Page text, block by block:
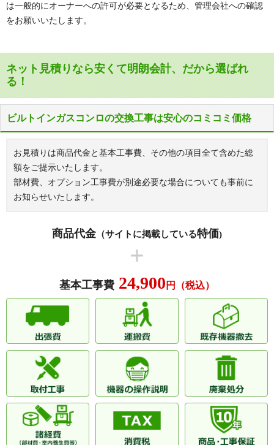
マ行
松原、松原南、御厨、御厨栄町、御厨中、御厨西ノ町、
御厨東、御厨南、三島、水走、南上小阪、南鴻池町、南
枕西、横枕南、吉田、吉田下島、吉田本町、吉原、吉松
ワ行
若江北町、若江西新町、若江東町、若江本町、若江南
町、若草町
ハイム鴻池 ベリスタ鴻池新田
メゾンドールアクエスト東大阪 メゾンドール瓢箪山
ア
モンセーヌ布施 ユニハイム枚岡
ライオンズマンション瓢箪山 ライオンズマンション吉田
ライオンズ若江岩田ステーション
プラザ
ルネ・セントエール中野
ローレルコート八戸ノ里 ローレルスクエア八戸ノ里
※その他、多数の実績がございます。
は一般的にオーナーへの許可が必要となるため、管理会社への確認
をお願いいたします。
ネット見積りなら安くて明朗会計、だから選ばれ
る！
ビルトインガスコンロの交換工事は安心のコミコミ価格
お見積りは商品代金と基本工事費、その他の項目全て含めた総
額をご提示いたします。
部材費、オプション工事費が別途必要な場合についても事前に
お知らせいたします。
商品代金（サイトに掲載している特価)
基本工事費 24,900 円（税込）